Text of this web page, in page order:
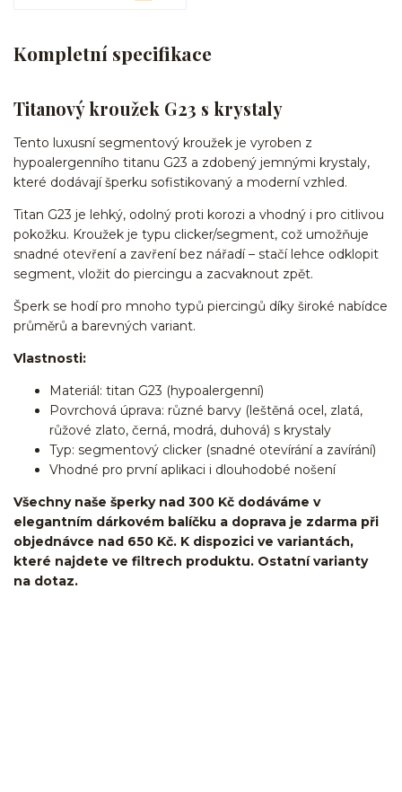
Kompletní specifikace
Titanový kroužek G23 s krystaly
Tento luxusní segmentový kroužek je vyroben z
hypoalergenního titanu G23 a zdobený jemnými krystaly,
které dodávají šperku sofistikovaný a moderní vzhled.
Titan G23 je lehký, odolný proti korozi a vhodný i pro citlivou
pokožku. Kroužek je typu clicker/segment, což umožňuje
snadné otevření a zavření bez nářadí – stačí lehce odklopit
segment, vložit do piercingu a zacvaknout zpět.
Šperk se hodí pro mnoho typů piercingů díky široké nabídce
průměrů a barevných variant.
Vlastnosti:
Materiál: titan G23 (hypoalergenní)
Povrchová úprava: různé barvy (leštěná ocel, zlatá,
růžové zlato, černá, modrá, duhová) s krystaly
Typ: segmentový clicker (snadné otevírání a zavírání)
Vhodné pro první aplikaci i dlouhodobé nošení
Všechny naše šperky nad 300 Kč dodáváme v
elegantním dárkovém balíčku a doprava je zdarma při
objednávce nad 650 Kč. K dispozici ve variantách,
které najdete ve filtrech produktu. Ostatní varianty
na dotaz.